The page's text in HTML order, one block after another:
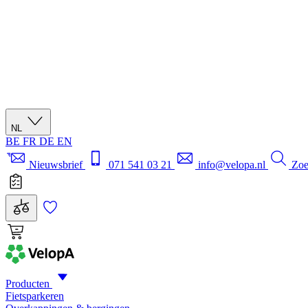
NL
BE FR DE EN
Nieuwsbrief
071 541 03 21 info@velopa.nl
Producten
Fietsparkeren